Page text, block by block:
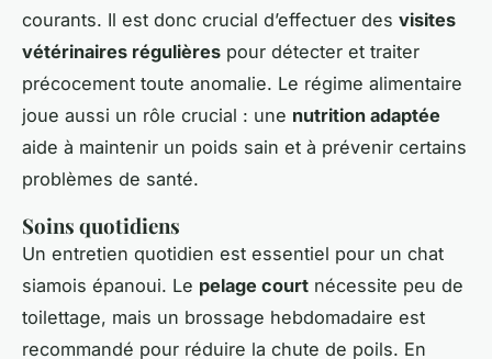
courants. Il est donc crucial d’effectuer des visites
vétérinaires régulières pour détecter et traiter
précocement toute anomalie. Le régime alimentaire
joue aussi un rôle crucial : une nutrition adaptée
aide à maintenir un poids sain et à prévenir certains
problèmes de santé.
Soins quotidiens
Un entretien quotidien est essentiel pour un chat
siamois épanoui. Le pelage court nécessite peu de
toilettage, mais un brossage hebdomadaire est
recommandé pour réduire la chute de poils. En